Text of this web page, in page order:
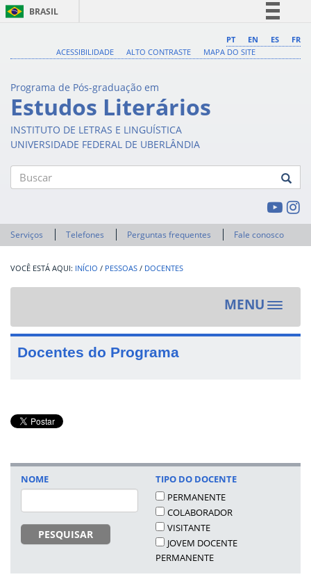
BRASIL
Comunica BR
Acesso à informação
Legislação
PT EN ES
FR
ACESSIBILIDADE
ALTO CONTRASTE MAPA DO SITE
Programa de Pós-graduação em
Estudos Literários
INSTITUTO DE LETRAS E LINGUÍSTICA
UNIVERSIDADE FEDERAL DE UBERLÂNDIA
Serviços Telefones Perguntas frequentes Fale conosco
INÍCIO / PESSOAS / DOCENTES
MENU
Toggle
Docentes do Programa
NOME
PESQUISAR
TIPO DO DOCENTE
PERMANENTE
COLABORADOR
VISITANTE
JOVEM DOCENTE
PERMANENTE